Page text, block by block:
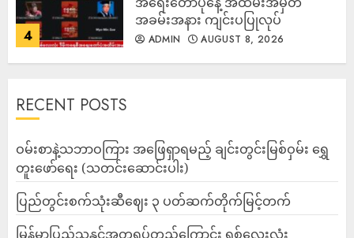
4
အခမ်းအနား ကျင်းပပြုလုပ်
ADMIN AUGUST 8, 2026
RECENT POSTS
ဝမ်းစာနဲ့သဘာဝကြား အဖြေရှာရမည့် ချင်းတွင်းမြစ်ဝှမ်း ရွှေ
တူးဖော်ရေး (သတင်းဆောင်းပါး)
ပြည်တွင်းစက်သုံးဆီဈေး ၃ ပတ်ဆက်တိုက်မြင့်တက်
မြန်မာပြည်သူနှင့်အတူရပ်တည်ကြောင်း ရှစ်လေးလုံး